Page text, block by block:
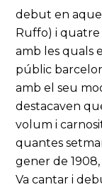
debut en
Ruffo) i quatre
amb les quals
públic
amb el seu
destacaven
volum i
quantes
gener de
Va cantar i